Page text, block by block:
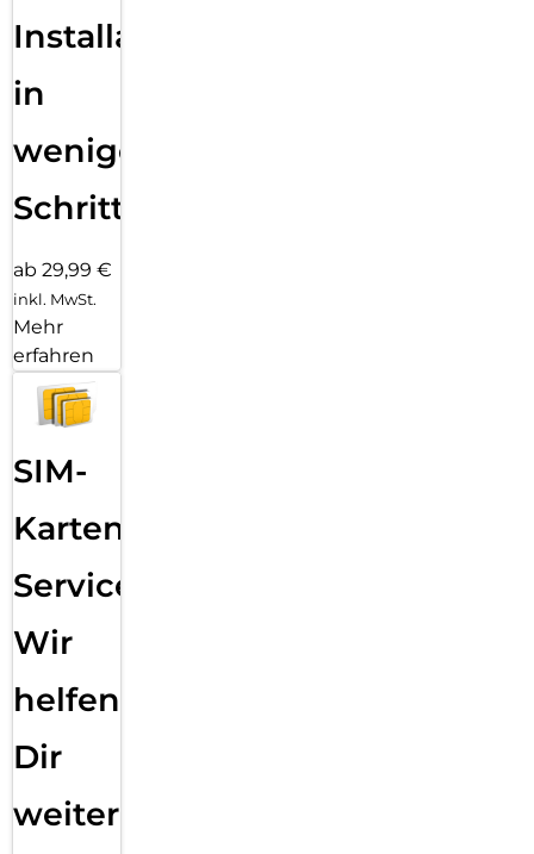
Installation
in
wenigen
Schritten
ab 29,99 €
inkl. MwSt.
Mehr
erfahren
SIM-
Karten
Service:
Wir
helfen
Dir
weiter